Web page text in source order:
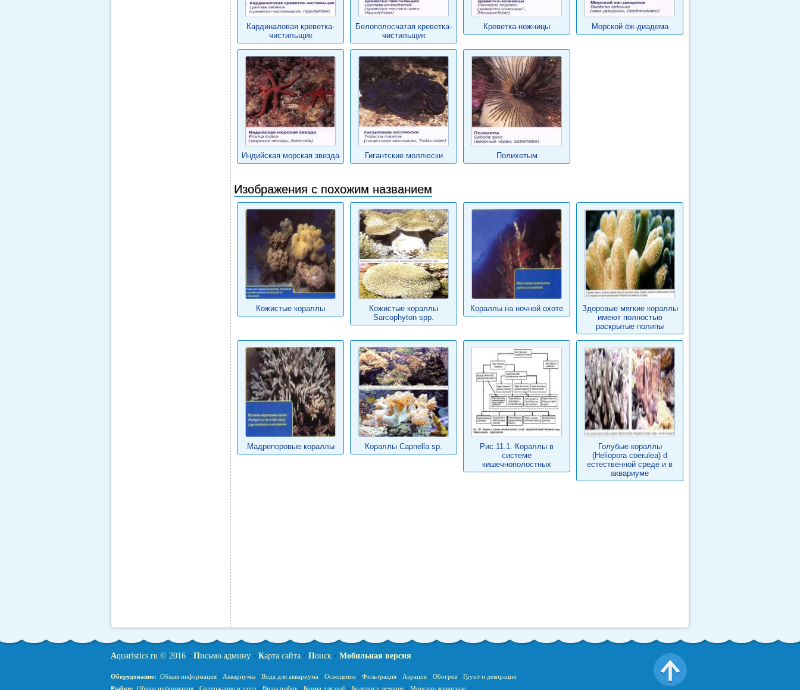
Кардиналовая креветка-
чистильщик
Белополосчатая креветка-
чистильщик
Креветка-ножницы Морской ёж-диадема
Индийская морская звезда Гигантские моллюски Полихетым
Изображения с похожим названием
Кожистые кораллы
Кожистые кораллы
Sarcophyton spp.
Кораллы на ночной охоте
Здоровые мягкие кораллы
имеют полностью
раскрытые полипы
Мадрепоровые кораллы Кораллы Capnella sp.
Рис.11.1. Кораллы в
системе
кишечнополостных
Голубые кораллы
(Heliopora coerulea) d
естественной среде и в
аквариуме
Aquaristics.ru © 2016• Письмо админу• Карта сайта• Поиск• Мобильная версия
Оборудование: Общая информация· Аквариумы· Вода для аквариума· Освещение· Фильтрация· Аэрация· Обогрев· Грунт и декорации
Рыбки: Общая информация· Содержание и уход · Виды рыбок· Корма для рыб· Болезни и лечение· Морские животные